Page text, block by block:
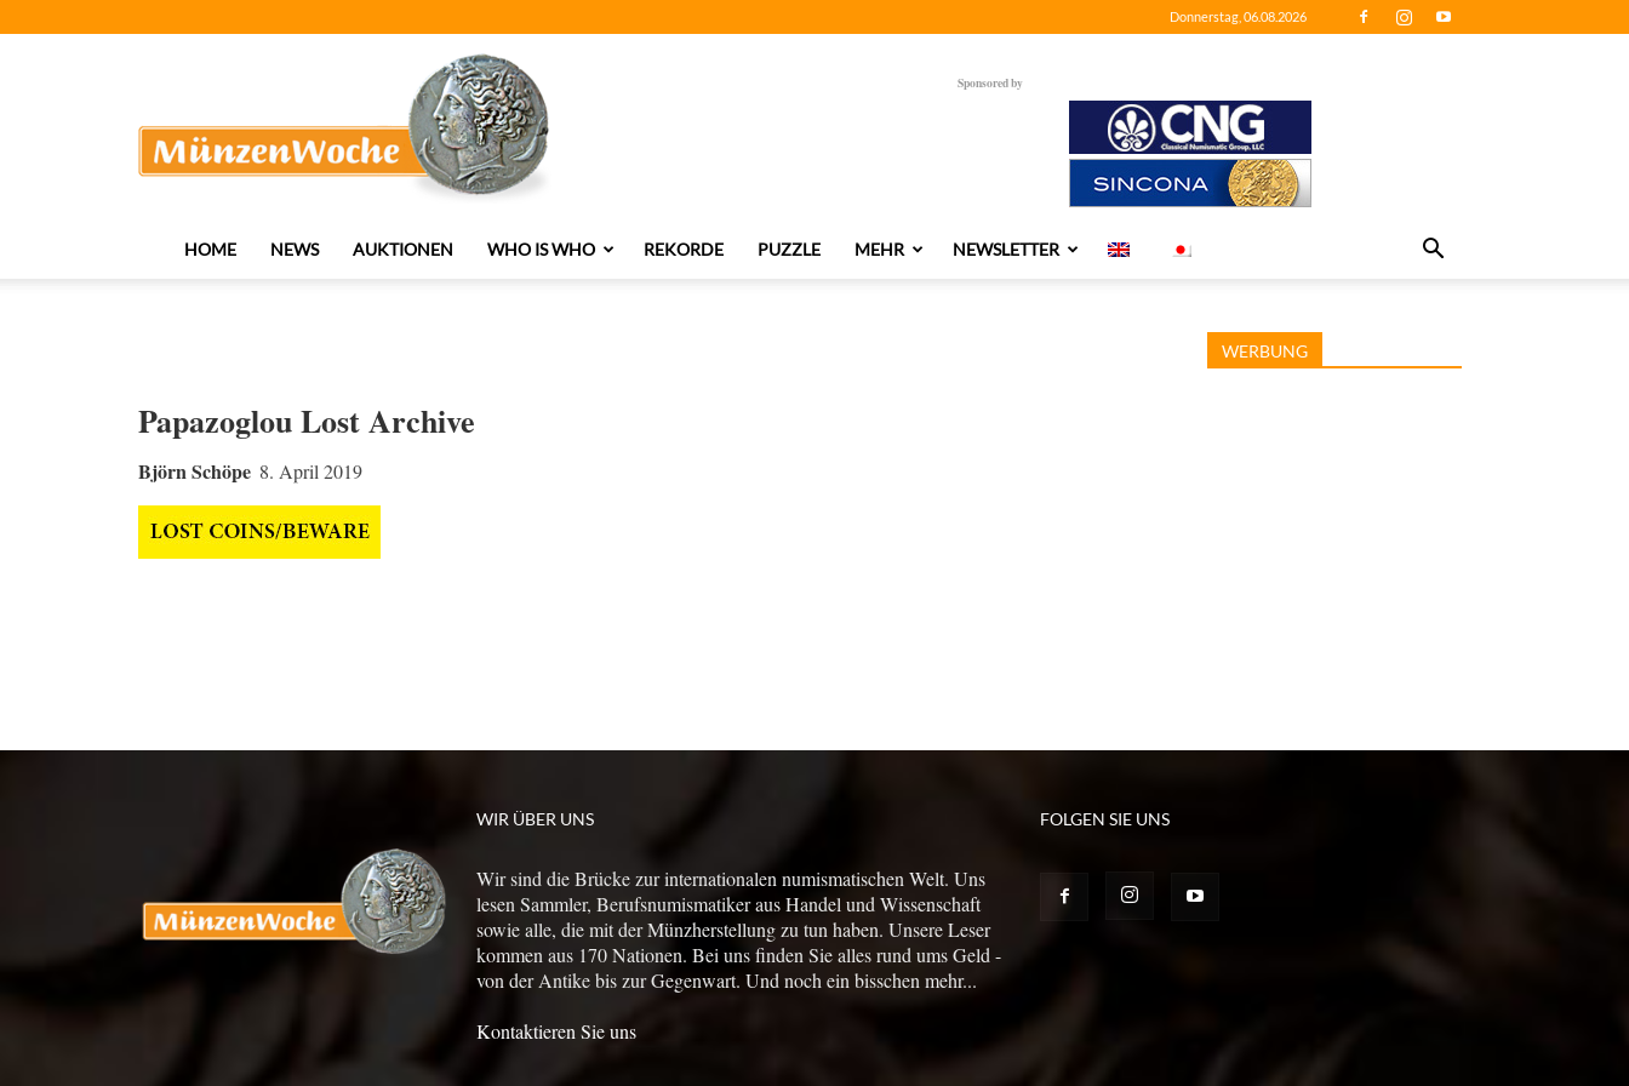
Donnerstag, 06.08.2026
Sponsored by
HOME NEWS AUKTIONEN WHO IS WHO REKORDE PUZZLE MEHR NEWSLETTER
Papazoglou Lost Archive
Björn Schöpe 8. April 2019
WERBUNG
WIR ÜBER UNS
Wir sind die Brücke zur internationalen numismatischen Welt. Uns
lesen Sammler, Berufsnumismatiker aus Handel und Wissenschaft
sowie alle, die mit der Münzherstellung zu tun haben. Unsere Leser
kommen aus 170 Nationen. Bei uns finden Sie alles rund ums Geld -
von der Antike bis zur Gegenwart. Und noch ein bisschen mehr...
Kontaktieren Sie uns
FOLGEN SIE UNS